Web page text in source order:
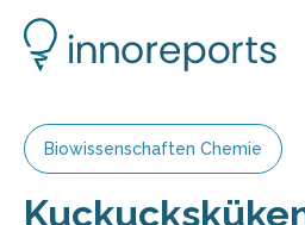
Biowissenschaften Chemie